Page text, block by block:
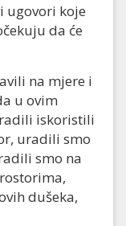
ugovori koje
da će
na mjere i
u ovim
iskoristili
uradili smo
smo na
dušeka,